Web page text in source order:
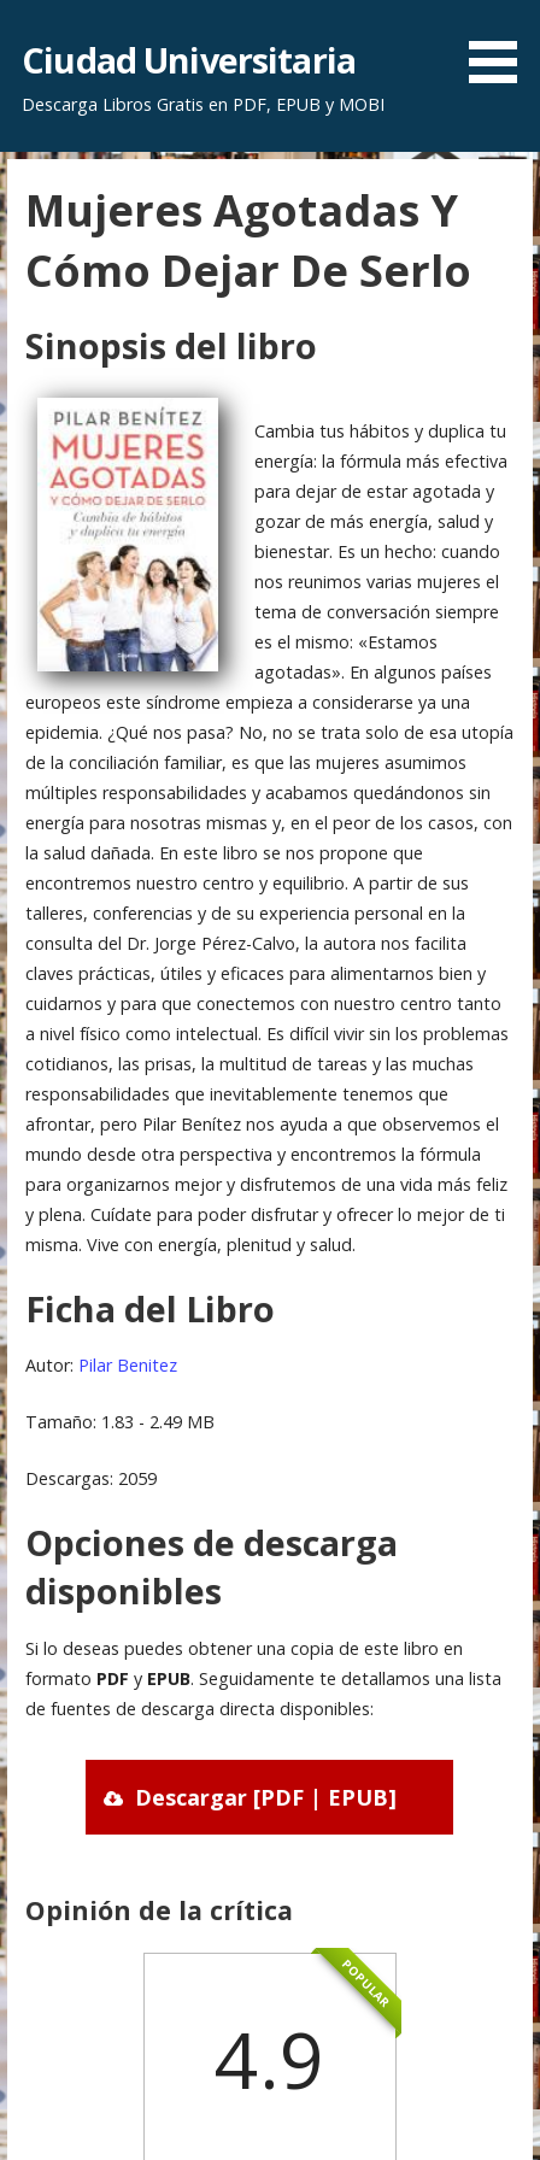
r
a
l
c
o
n
e
n
i
d
o
Ciudad Universitaria
Descarga Libros Gratis en PDF, EPUB y MOBI
Mujeres Agotadas Y
Cómo Dejar De Serlo
Sinopsis del libro
Cambia tus hábitos y duplica tu
energía: la fórmula más efectiva
para dejar de estar agotada y
gozar de más energía, salud y
bienestar. Es un hecho: cuando
nos reunimos varias mujeres el
tema de conversación siempre
es el mismo: «Estamos
agotadas». En algunos países
europeos este síndrome empieza a considerarse ya una
epidemia. ¿Qué nos pasa? No, no se trata solo de esa utopía
de la conciliación familiar, es que las mujeres asumimos
múltiples responsabilidades y acabamos quedándonos sin
energía para nosotras mismas y, en el peor de los casos, con
la salud dañada. En este libro se nos propone que
encontremos nuestro centro y equilibrio. A partir de sus
talleres, conferencias y de su experiencia personal en la
consulta del Dr. Jorge Pérez-Calvo, la autora nos facilita
claves prácticas, útiles y eficaces para alimentarnos bien y
cuidarnos y para que conectemos con nuestro centro tanto
a nivel físico como intelectual. Es difícil vivir sin los problemas
cotidianos, las prisas, la multitud de tareas y las muchas
responsabilidades que inevitablemente tenemos que
afrontar, pero Pilar Benítez nos ayuda a que observemos el
mundo desde otra perspectiva y encontremos la fórmula
para organizarnos mejor y disfrutemos de una vida más feliz
y plena. Cuídate para poder disfrutar y ofrecer lo mejor de ti
misma. Vive con energía, plenitud y salud.
Ficha del Libro
Autor: Pilar Benitez
Tamaño: 1.83 - 2.49 MB
Descargas: 2059
Opciones de descarga
disponibles
Si lo deseas puedes obtener una copia de este libro en
formato PDF y EPUB. Seguidamente te detallamos una lista
de fuentes de descarga directa disponibles:
Descargar [PDF | EPUB]
Opinión de la crítica
POPULAR
4.9